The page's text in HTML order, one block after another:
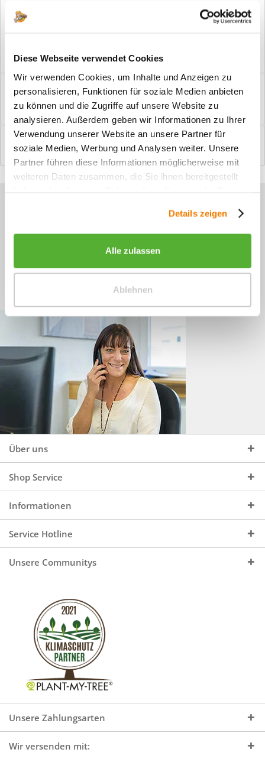
Diese Webseite verwendet Cookies
Wir verwenden Cookies, um Inhalte und Anzeigen zu
personalisieren, Funktionen für soziale Medien anbieten
zu können und die Zugriffe auf unsere Website zu
analysieren. Außerdem geben wir Informationen zu Ihrer
Verwendung unserer Website an unsere Partner für
soziale Medien, Werbung und Analysen weiter. Unsere
Partner führen diese Informationen möglicherweise mit
weiteren Daten zusammen, die Sie ihnen bereitgestellt
Details zeigen
Alle zulassen
Ablehnen
Vorteile
Windfangelemente online am Bildschirm konfigurieren und
einbaufertig bestellen. In wenigen...
Bewertungen
0
Bewertungen lesen, schreiben und diskutieren...mehr
Sie haben Fragen zu unseren
+49 (0)4244 965 34 04
Mo - Do, 09:00 - 16:00 Uhr
und Fr, 09:00 - 13:00 Uhr
Über uns
Shop Service
Informationen
Service Hotline
Unsere Communitys
Unsere Zahlungsarten
Wir versenden mit: